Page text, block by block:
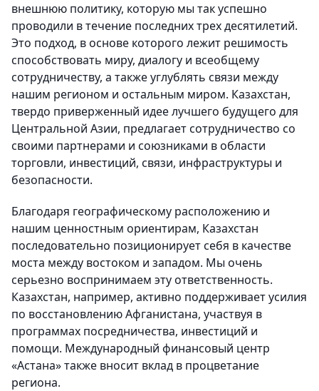
внешнюю политику, которую мы так успешно
проводили в течение последних трех десятилетий.
Это подход, в основе которого лежит решимость
способствовать миру, диалогу и всеобщему
сотрудничеству, а также углублять связи между
нашим регионом и остальным миром. Казахстан,
твердо приверженный идее лучшего будущего для
Центральной Азии, предлагает сотрудничество со
своими партнерами и союзниками в области
торговли, инвестиций, связи, инфраструктуры и
безопасности.
Благодаря географическому расположению и
нашим ценностным ориентирам, Казахстан
последовательно позиционирует себя в качестве
моста между востоком и западом. Мы очень
серьезно воспринимаем эту ответственность.
Казахстан, например, активно поддерживает усилия
по восстановлению Афганистана, участвуя в
программах посредничества, инвестиций и
помощи. Международный финансовый центр
«Астана» также вносит вклад в процветание
региона.